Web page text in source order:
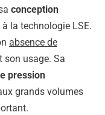
conception
la technologie LSE.
absence de
son usage. Sa
pression
grands volumes